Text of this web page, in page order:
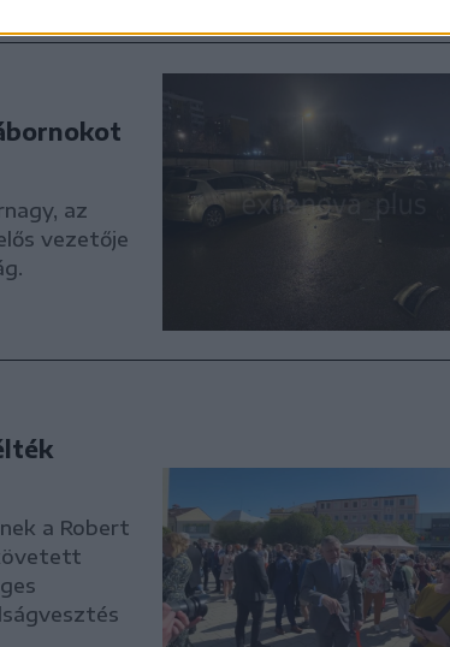
az
vezetője
a Robert